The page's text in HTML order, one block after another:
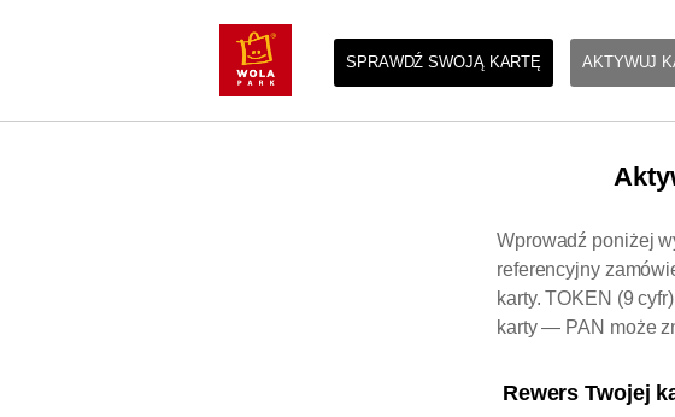
SPRAWDŹ SWOJĄ KARTĘ AKTYWUJ
Wprowadź poniżej
referencyjny
karty. TOKEN (9
karty — PAN może
Rewers Twojej